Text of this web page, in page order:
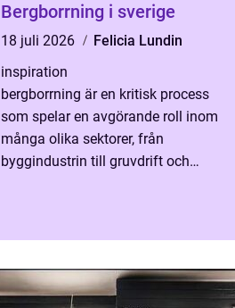
Bergborrning i sverige
18 juli 2026
Felicia Lundin
inspiration
bergborrning är en kritisk process
som spelar en avgörande roll inom
många olika sektorer, från
byggindustrin till gruvdrift och